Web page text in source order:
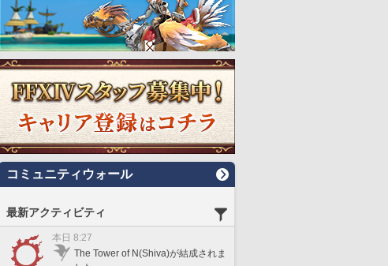
コミュニティウォール
最新アクティビティ
本日 8:27
The Tower of N(Shiva)が結成されま